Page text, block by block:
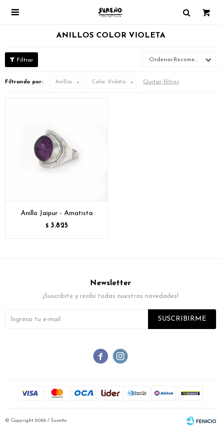

ANILLOS COLOR VIOLETA
Recomendados
Filtrando por: Anillos Color: Violeta Quitar filtros
Anillo Jaipur - Amatista
$ 3.825
 
Newsletter
¡Suscribite y recibí todas nuestras novedades!
SUSCRIBIRME
© Copyright 2026 / Sureño